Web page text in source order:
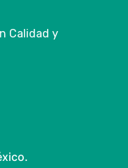
Calidad y